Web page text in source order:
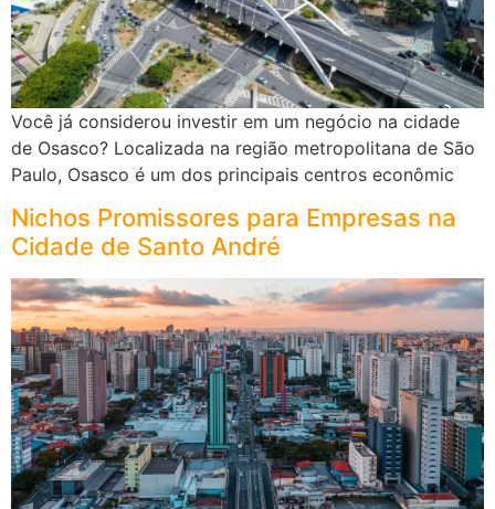
Você já considerou investir em um negócio na cidade
de Osasco? Localizada na região metropolitana de São
Paulo, Osasco é um dos principais centros econômic
Nichos Promissores para Empresas na
Cidade de Santo André